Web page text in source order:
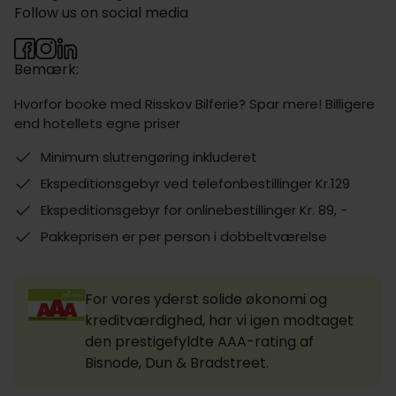
Bemærk:
Hvorfor booke med Risskov Bilferie? Spar mere! Billigere
end hotellets egne priser
Minimum slutrengøring inkluderet
Ekspeditionsgebyr ved telefonbestillinger Kr.129
Ekspeditionsgebyr for onlinebestillinger Kr. 89, -
Pakkeprisen er per person i dobbeltværelse
Follow us on social media
For vores yderst solide økonomi og
kreditværdighed, har vi igen modtaget
den prestigefyldte AAA-rating af
Bisnode, Dun & Bradstreet.